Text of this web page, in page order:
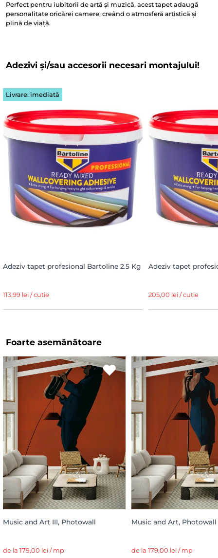
Perfect pentru iubitorii de artă și muzică, acest tapet adaugă
personalitate oricărei camere, creând o atmosferă artistică și
plină de viață.
Adezivi și/sau accesorii necesari montajului!
Livrare: imediată
Adeziv tapet profesional Bartoline 2.5 Kg
113,99 lei / cutie
Adeziv tapet
205,00 lei / cutie
Foarte asemănătoare
Music and Art III, Photowall
de la 179,00 lei / mp
Music and Art, Photowall
de la 179,00 lei / mp